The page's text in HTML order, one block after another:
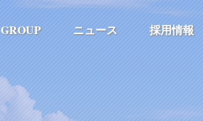
GROUP ニュース 採用情報